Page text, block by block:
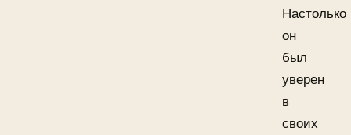
Настолько
он
был
уверен
в
своих